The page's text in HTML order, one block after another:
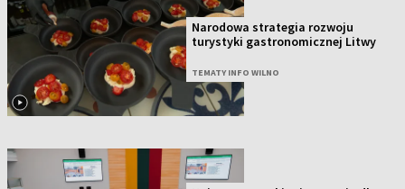
Narodowa strategia rozwoju
turystyki gastronomicznej Litwy
TEMATY INFO WILNO